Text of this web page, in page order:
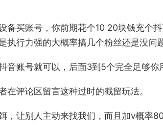
备买账号，你前期花个10 20块钱充个
执行力强的大概率搞几个粉丝还是没问
音账号就可以，后面3到5个完全足够你
评论区留言这种过时的截留玩法。
，让别人主动来找我们，而且加v概率